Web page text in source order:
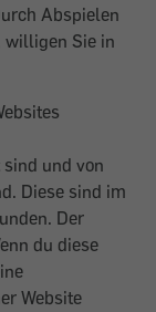
Abspielen
willigen Sie in
und von
Diese sind im
Der
du diese
Website